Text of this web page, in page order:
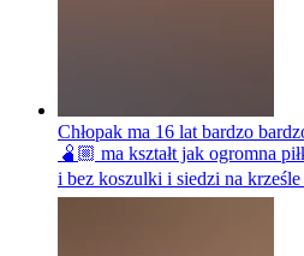
Chłopak ma 16 lat bardzo
🫄🏼 ma kształt jak ogromna
i bez koszulki i siedzi na